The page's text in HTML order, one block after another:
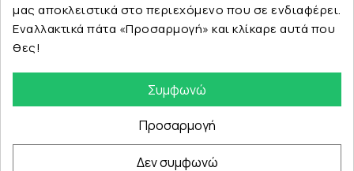
© Copyright 2024 PELINA. All rights reserved.
μας αποκλειστικά στο περιεχόμενο που σε ενδιαφέρει.
Εναλλακτικά πάτα «Προσαρμογή» και κλίκαρε αυτά που
θες!
Συμφωνώ
Δεν συμφωνώ
Προσαρμογή